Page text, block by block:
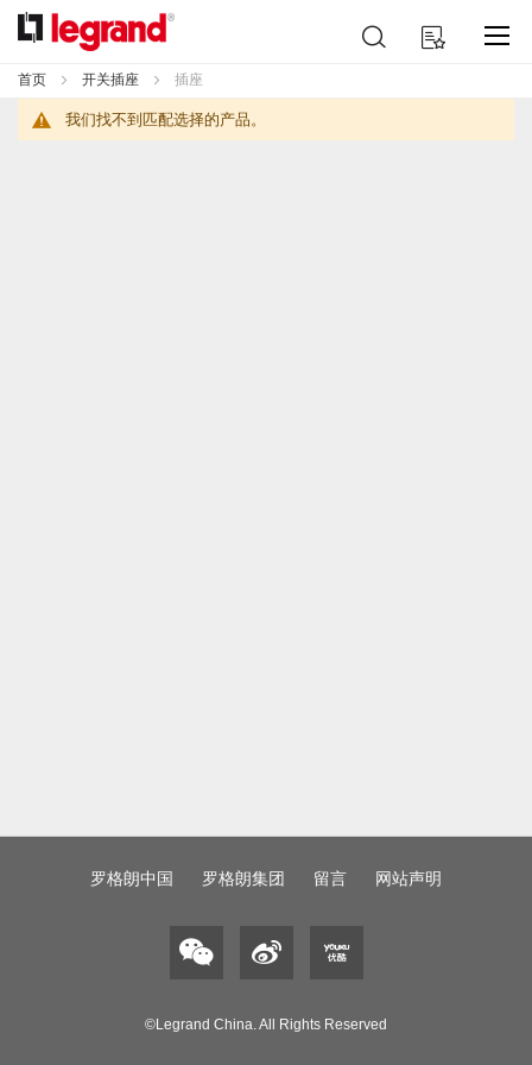
跳
到
容
我的购物车
索
首页 开关插座 插座
我们找不到匹配选择的产品。
罗格朗中国 罗格朗集团 留言 网站声明
©Legrand China. All Rights Reserved